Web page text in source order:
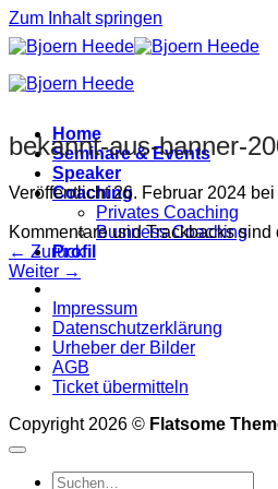
Zum Inhalt springen
Home
Seminare & Events
Speaker
Coaching
Privates Coaching
Business Coaching
Profil
bekannt-aus-banner-
Veröffentlicht26. Februar 2024 bei
Kommentare und Trackbacks
← Zurück
Weiter →
Impressum
Datenschutzerklärung
Urheber der Bilder
AGB
Ticket übermitteln
Copyright 2026 © Flatsome